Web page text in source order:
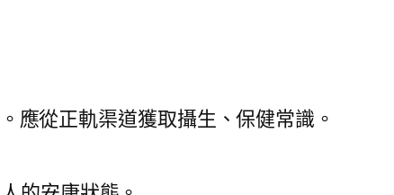
應從正軌渠道獲取攝生、保健常識。